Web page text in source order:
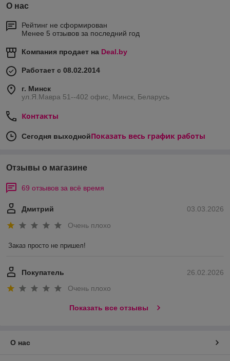
О нас
Рейтинг не сформирован
Менее 5 отзывов за последний год
Компания продает на Deal.by
Работает с 08.02.2014
г. Минск
ул.Я.Мавра 51--402 офис, Минск, Беларусь
Контакты
Сегодня выходнойПоказать весь график работы
Отзывы о магазине
69 отзывов за всё время
03.03.2026
Дмитрий
Очень плохо
Заказ просто не пришел!
26.02.2026
Покупатель
Очень плохо
Показать все отзывы
О нас